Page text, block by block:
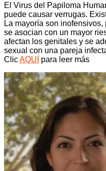
El Virus del Papiloma
puede causar verrugas.
La mayoría son
se asocian con un mayor
afectan los genitales y se
sexual con una pareja
ClicAQUÍ para leer más